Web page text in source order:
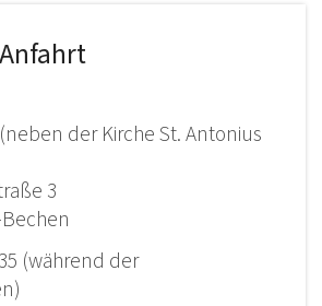
der Kirche St. Antonius
3
(während der